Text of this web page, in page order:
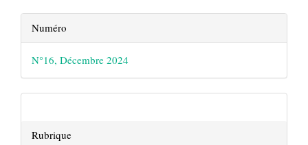
Details
de
l'article
Numéro
N°16, Décembre 2024
Rubrique